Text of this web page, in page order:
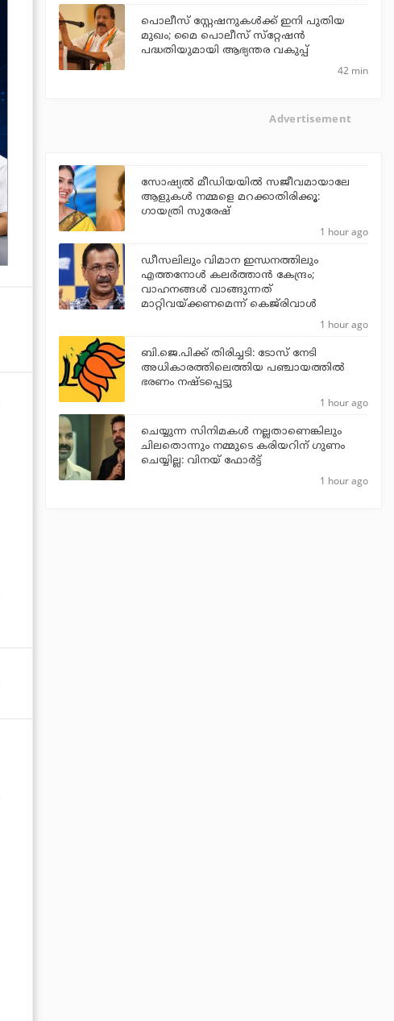
പൊലീസ് സ്റ്റേഷനുകള്‍ക്ക് ഇനി പുതിയ
മുഖം; മൈ പൊലീസ് സ്‌റ്റേഷന്‍
പദ്ധതിയുമായി ആഭ്യന്തര വകുപ്പ്
42 min
Advertisement
സോഷ്യൽ മീഡിയയിൽ സജീവമായാലേ
ആളുകൾ നമ്മളെ മറക്കാതിരിക്കൂ:
ഗായത്രി സുരേഷ്
1 hour ago
ഡീസലിലും വിമാന ഇന്ധനത്തിലും
എത്തനോള്‍ കലര്‍ത്താന്‍ കേന്ദ്രം;
വാഹനങ്ങള്‍ വാങ്ങുന്നത്
മാറ്റിവയ്ക്കണമെന്ന് കെജ്‌രിവാള്‍
1 hour ago
ബി.ജെ.പിക്ക് തിരിച്ചടി: ടോസ് നേടി
അധികാരത്തിലെത്തിയ പഞ്ചായത്തില്‍
ഭരണം നഷ്ടപ്പെട്ടു
1 hour ago
ചെയ്യുന്ന സിനിമകൾ നല്ലതാണെങ്കിലും
ചിലതൊന്നും നമ്മുടെ കരിയറിന് ഗുണം
ചെയ്യില്ല: വിനയ് ഫോർട്ട്
1 hour ago